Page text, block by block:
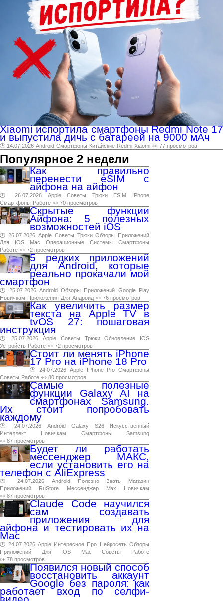
Xiaomi испортила смартфоны Redmi Note 17
и выпустила дичь с батареей на 9000 мАч
🕑 14.07.2026 Android Смартфоны Китайские Redmi Xiaomi 👀 77 просмотров
Популярное 2 недели
Как правильно
перенести eSIM с
айфона на айфон
🕑 26.07.2026 Apple Советы Трюки ESIM
IPhone
Смартфоны Работе 👀 70 просмотров
Скрытые функции
Айфона: 5 полезных
возможностей iOS
🕑 26.07.2026 Apple Советы Трюки Обзоры
Приложений
Для
IOS Mac Операционные Системы
Смартфоны
Работе 👀 72 просмотров
5 редких приложений
для Android, которые
реально прокачали мой
смартфон
🕑 25.07.2026 Android Обзоры Приложений Google
Play
Новичкам Приложения Для Андроид 👀 76 просмотров
Как увеличить размер
текста на Apple TV в
tvOS 27: пошаговая
инструкция
🕑 25.07.2026 Apple Советы Трюки Обновление
IOS
Устройств Работе 👀 72 просмотров
Стоит ли менять iPhone
17 Pro на iPhone 18 Pro
🕑 24.07.2026 Apple IPhone Pro Смартфоны
Советы Работе 👀 80 просмотров
Самые полезные
функции Galaxy AI на
смартфонах Samsung.
Их стоит попробовать
каждому
🕑 24.07.2026 Android Galaxy S26
Искусственный
Интеллект
Новичкам Смартфоны
Samsung
👀 87 просмотров
Будет ли работать
мессенджер МАКС,
если установить его на
телефон с AliExpress
🕑 24.07.2026 Android Полезно Знать
Магазин
Приложений
RuStore Мессенджер Max
Новичкам
👀 87 просмотров
Claude Code научился
сам создавать
приложения для
айфона и тестировать их на
Mac
🕑 24.07.2026 Apple Интересное Про Нейросеть Обзоры
Приложений
Для IOS Mac Советы
Работе
👀 78 просмотров
Появился новый способ
восстановить аккаунт
Google без пароля: как
работает вход по селфи-